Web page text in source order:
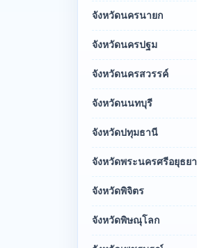
จังหวัดนครนายก
จังหวัดนครปฐม
จังหวัดนครสวรรค์
จังหวัดนนทบุรี
จังหวัดปทุมธานี
จังหวัดพระนครศรีอยุธยา
จังหวัดพิจิตร
จังหวัดพิษณุโลก